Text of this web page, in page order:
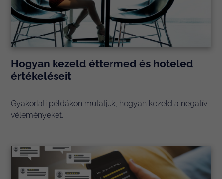
Hogyan kezeld éttermed és hoteled
értékeléseit
Gyakorlati példákon mutatjuk, hogyan kezeld a negatív
véleményeket.